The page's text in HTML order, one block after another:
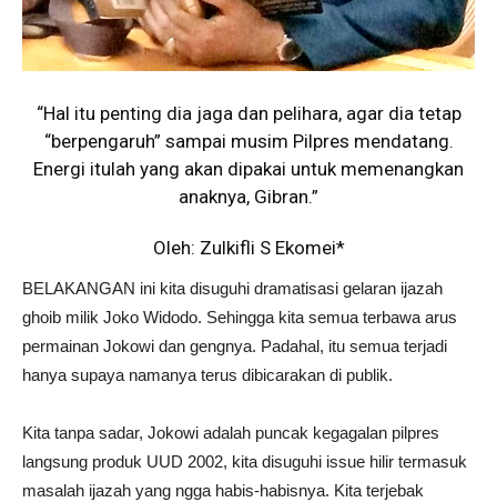
“Hal itu penting dia jaga dan pelihara, agar dia tetap
“berpengaruh” sampai musim Pilpres mendatang.
Energi itulah yang akan dipakai untuk memenangkan
anaknya, Gibran.”
Oleh: Zulkifli S Ekomei*
BELAKANGAN ini kita disuguhi dramatisasi gelaran ijazah
ghoib milik Joko Widodo. Sehingga kita semua terbawa arus
permainan Jokowi dan gengnya. Padahal, itu semua terjadi
hanya supaya namanya terus dibicarakan di publik.
Kita tanpa sadar, Jokowi adalah puncak kegagalan pilpres
langsung produk UUD 2002, kita disuguhi issue hilir termasuk
masalah ijazah yang ngga habis-habisnya. Kita terjebak